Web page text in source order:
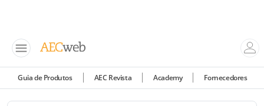
Guia de Produtos AEC Revista Academy Fornecedores